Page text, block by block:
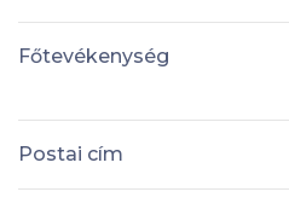
Főtevékenység
Postai cím